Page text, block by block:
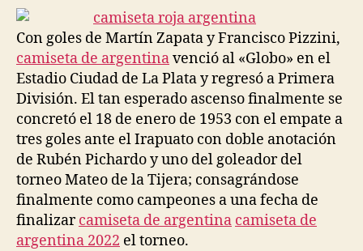
Con goles de Martín Zapata y Francisco Pizzini,
camiseta de argentinavenció al «Globo» en el
Estadio Ciudad de La Plata y regresó a Primera
División. El tan esperado ascenso finalmente se
concretó el 18 de enero de 1953 con el empate a
tres goles ante el Irapuato con doble anotación
de Rubén Pichardo y uno del goleador del
torneo Mateo de la Tijera; consagrándose
finalmente como campeones a una fecha de
finalizarcamiseta de argentina camiseta de
argentina 2022 el torneo.